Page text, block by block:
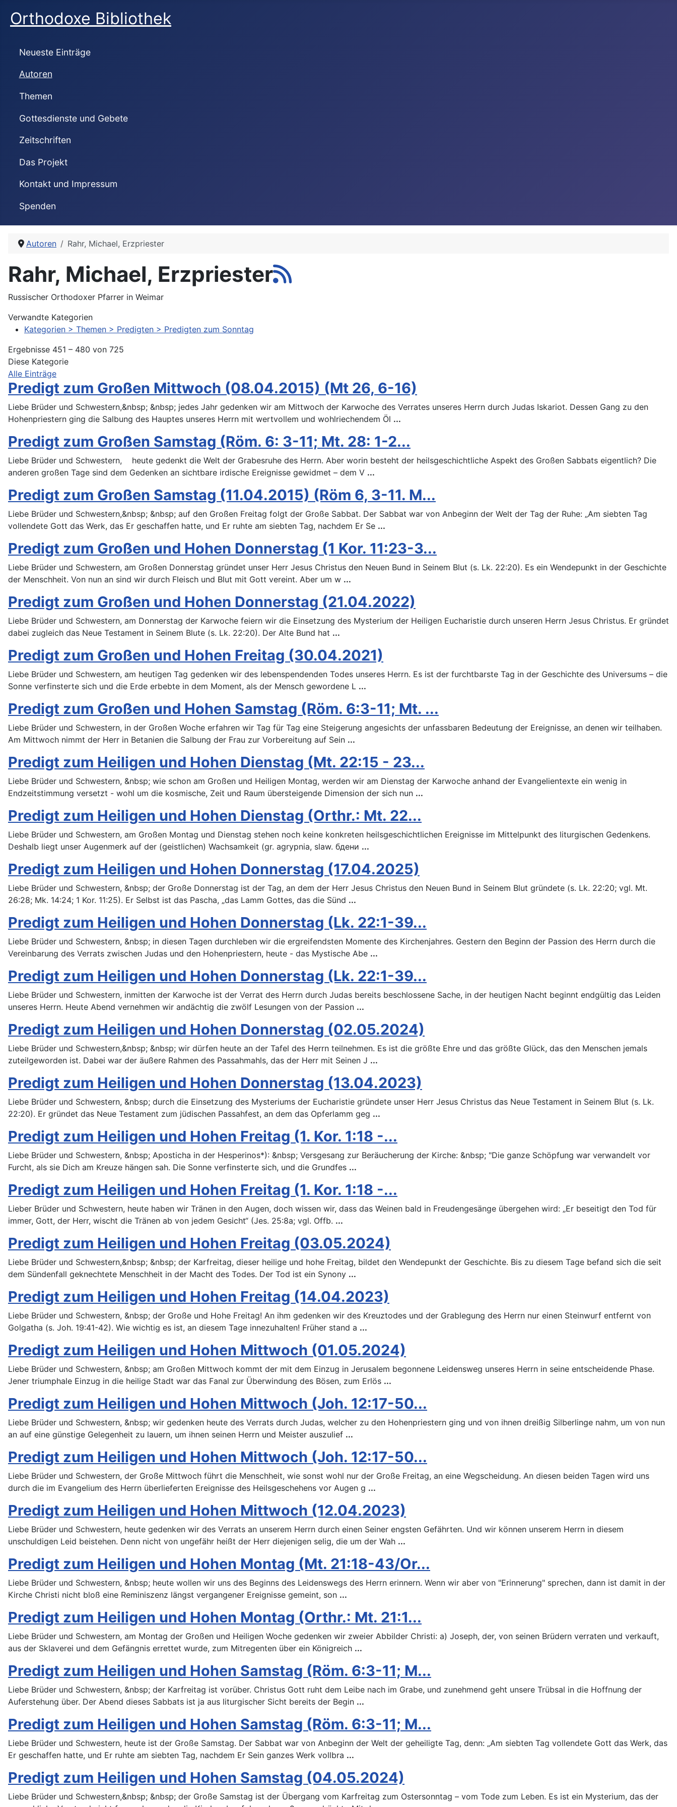
Orthodoxe Bibliothek
Neueste Einträge
Autoren
Themen
Gottesdienste und Gebete
Zeitschriften
Das Projekt
Kontakt und Impressum
Spenden
Autoren Rahr, Michael, Erzpriester
Rahr, Michael, Erzpriester
Russischer Orthodoxer Pfarrer in Weimar
Verwandte Kategorien
Kategorien > Themen > Predigten > Predigten zum Sonntag
Ergebnisse 451 – 480 von 725
Diese Kategorie
Alle Einträge
Predigt zum Großen Mittwoch (08.04.2015) (Mt 26, 6-16)
Liebe Brüder und Schwestern,&nbsp; &nbsp; jedes Jahr gedenken wir am Mittwoch der Karwoche des Verrates unseres Herrn durch Judas Iskariot. Dessen Gang zu den
Hohenpriestern ging die Salbung des Hauptes unseres Herrn mit wertvollem und wohlriechendem Öl ...
Predigt zum Großen Samstag (Röm. 6: 3-11; Mt. 28: 1-2...
Liebe Brüder und Schwestern, heute gedenkt die Welt der Grabesruhe des Herrn. Aber worin besteht der heilsgeschichtliche Aspekt des Großen Sabbats eigentlich? Die
anderen großen Tage sind dem Gedenken an sichtbare irdische Ereignisse gewidmet – dem V ...
Predigt zum Großen Samstag (11.04.2015) (Röm 6, 3-11. M...
Liebe Brüder und Schwestern,&nbsp; &nbsp; auf den Großen Freitag folgt der Große Sabbat. Der Sabbat war von Anbeginn der Welt der Tag der Ruhe: „Am siebten Tag
vollendete Gott das Werk, das Er geschaffen hatte, und Er ruhte am siebten Tag, nachdem Er Se ...
Predigt zum Großen und Hohen Donnerstag (1 Kor. 11:23-3...
Liebe Brüder und Schwestern, am Großen Donnerstag gründet unser Herr Jesus Christus den Neuen Bund in Seinem Blut (s. Lk. 22:20). Es ein Wendepunkt in der Geschichte
der Menschheit. Von nun an sind wir durch Fleisch und Blut mit Gott vereint. Aber um w ...
Predigt zum Großen und Hohen Donnerstag (21.04.2022)
Liebe Brüder und Schwestern, am Donnerstag der Karwoche feiern wir die Einsetzung des Mysterium der Heiligen Eucharistie durch unseren Herrn Jesus Christus. Er gründet
dabei zugleich das Neue Testament in Seinem Blute (s. Lk. 22:20). Der Alte Bund hat ...
Predigt zum Großen und Hohen Freitag (30.04.2021)
Liebe Brüder und Schwestern, am heutigen Tag gedenken wir des lebenspendenden Todes unseres Herrn. Es ist der furchtbarste Tag in der Geschichte des Universums – die
Sonne verfinsterte sich und die Erde erbebte in dem Moment, als der Mensch gewordene L ...
Predigt zum Großen und Hohen Samstag (Röm. 6:3-11; Mt. ...
Liebe Brüder und Schwestern, in der Großen Woche erfahren wir Tag für Tag eine Steigerung angesichts der unfassbaren Bedeutung der Ereignisse, an denen wir teilhaben.
Am Mittwoch nimmt der Herr in Betanien die Salbung der Frau zur Vorbereitung auf Sein ...
Predigt zum Heiligen und Hohen Dienstag (Mt. 22:15 - 23...
Liebe Brüder und Schwestern, &nbsp; wie schon am Großen und Heiligen Montag, werden wir am Dienstag der Karwoche anhand der Evangelientexte ein wenig in
Endzeitstimmung versetzt - wohl um die kosmische, Zeit und Raum übersteigende Dimension der sich nun ...
Predigt zum Heiligen und Hohen Dienstag (Orthr.: Mt. 22...
Liebe Brüder und Schwestern, am Großen Montag und Dienstag stehen noch keine konkreten heilsgeschichtlichen Ereignisse im Mittelpunkt des liturgischen Gedenkens.
Deshalb liegt unser Augenmerk auf der (geistlichen) Wachsamkeit (gr. agrypnia, slaw. бдени ...
Predigt zum Heiligen und Hohen Donnerstag (17.04.2025)
Liebe Brüder und Schwestern, &nbsp; der Große Donnerstag ist der Tag, an dem der Herr Jesus Christus den Neuen Bund in Seinem Blut gründete (s. Lk. 22:20; vgl. Mt.
26:28; Mk. 14:24; 1 Kor. 11:25). Er Selbst ist das Pascha, „das Lamm Gottes, das die Sünd ...
Predigt zum Heiligen und Hohen Donnerstag (Lk. 22:1-39...
Liebe Brüder und Schwestern, &nbsp; in diesen Tagen durchleben wir die ergreifendsten Momente des Kirchenjahres. Gestern den Beginn der Passion des Herrn durch die
Vereinbarung des Verrats zwischen Judas und den Hohenpriestern, heute - das Mystische Abe ...
Predigt zum Heiligen und Hohen Donnerstag (Lk. 22:1-39...
Liebe Brüder und Schwestern, inmitten der Karwoche ist der Verrat des Herrn durch Judas bereits beschlossene Sache, in der heutigen Nacht beginnt endgültig das Leiden
unseres Herrn. Heute Abend vernehmen wir andächtig die zwölf Lesungen von der Passion ...
Predigt zum Heiligen und Hohen Donnerstag (02.05.2024)
Liebe Brüder und Schwestern,&nbsp; &nbsp; wir dürfen heute an der Tafel des Herrn teilnehmen. Es ist die größte Ehre und das größte Glück, das den Menschen jemals
zuteilgeworden ist. Dabei war der äußere Rahmen des Passahmahls, das der Herr mit Seinen J ...
Predigt zum Heiligen und Hohen Donnerstag (13.04.2023)
Liebe Brüder und Schwestern, &nbsp; durch die Einsetzung des Mysteriums der Eucharistie gründete unser Herr Jesus Christus das Neue Testament in Seinem Blut (s. Lk.
22:20). Er gründet das Neue Testament zum jüdischen Passahfest, an dem das Opferlamm geg ...
Predigt zum Heiligen und Hohen Freitag (1. Kor. 1:18 -...
Liebe Brüder und Schwestern, &nbsp; Aposticha in der Hesperinos*): &nbsp; Versgesang zur Beräucherung der Kirche: &nbsp; "Die ganze Schöpfung war verwandelt vor
Furcht, als sie Dich am Kreuze hängen sah. Die Sonne verfinsterte sich, und die Grundfes ...
Predigt zum Heiligen und Hohen Freitag (1. Kor. 1:18 -...
Lieber Brüder und Schwestern, heute haben wir Tränen in den Augen, doch wissen wir, dass das Weinen bald in Freudengesänge übergehen wird: „Er beseitigt den Tod für
immer, Gott, der Herr, wischt die Tränen ab von jedem Gesicht“ (Jes. 25:8a; vgl. Offb. ...
Predigt zum Heiligen und Hohen Freitag (03.05.2024)
Liebe Brüder und Schwestern,&nbsp; &nbsp; der Karfreitag, dieser heilige und hohe Freitag, bildet den Wendepunkt der Geschichte. Bis zu diesem Tage befand sich die seit
dem Sündenfall geknechtete Menschheit in der Macht des Todes. Der Tod ist ein Synony ...
Predigt zum Heiligen und Hohen Freitag (14.04.2023)
Liebe Brüder und Schwestern, &nbsp; der Große und Hohe Freitag! An ihm gedenken wir des Kreuztodes und der Grablegung des Herrn nur einen Steinwurf entfernt von
Golgatha (s. Joh. 19:41-42). Wie wichtig es ist, an diesem Tage innezuhalten! Früher stand a ...
Predigt zum Heiligen und Hohen Mittwoch (01.05.2024)
Liebe Brüder und Schwestern, &nbsp; am Großen Mittwoch kommt der mit dem Einzug in Jerusalem begonnene Leidensweg unseres Herrn in seine entscheidende Phase.
Jener triumphale Einzug in die heilige Stadt war das Fanal zur Überwindung des Bösen, zum Erlös ...
Predigt zum Heiligen und Hohen Mittwoch (Joh. 12:17-50...
Liebe Brüder und Schwestern, &nbsp; wir gedenken heute des Verrats durch Judas, welcher zu den Hohenpriestern ging und von ihnen dreißig Silberlinge nahm, um von nun
an auf eine günstige Gelegenheit zu lauern, um ihnen seinen Herrn und Meister auszulief ...
Predigt zum Heiligen und Hohen Mittwoch (Joh. 12:17-50...
Liebe Brüder und Schwestern, der Große Mittwoch führt die Menschheit, wie sonst wohl nur der Große Freitag, an eine Wegscheidung. An diesen beiden Tagen wird uns
durch die im Evangelium des Herrn überlieferten Ereignisse des Heilsgeschehens vor Augen g ...
Predigt zum Heiligen und Hohen Mittwoch (12.04.2023)
Liebe Brüder und Schwestern, heute gedenken wir des Verrats an unserem Herrn durch einen Seiner engsten Gefährten. Und wir können unserem Herrn in diesem
unschuldigen Leid beistehen. Denn nicht von ungefähr heißt der Herr diejenigen selig, die um der Wah ...
Predigt zum Heiligen und Hohen Montag (Mt. 21:18-43/Or...
Liebe Brüder und Schwestern, &nbsp; heute wollen wir uns des Beginns des Leidenswegs des Herrn erinnern. Wenn wir aber von "Erinnerung" sprechen, dann ist damit in der
Kirche Christi nicht bloß eine Reminiszenz längst vergangener Ereignisse gemeint, son ...
Predigt zum Heiligen und Hohen Montag (Orthr.: Mt. 21:1...
Liebe Brüder und Schwestern, am Montag der Großen und Heiligen Woche gedenken wir zweier Abbilder Christi: a) Joseph, der, von seinen Brüdern verraten und verkauft,
aus der Sklaverei und dem Gefängnis errettet wurde, zum Mitregenten über ein Königreich ...
Predigt zum Heiligen und Hohen Samstag (Röm. 6:3-11; M...
Liebe Brüder und Schwestern, &nbsp; der Karfreitag ist vorüber. Christus Gott ruht dem Leibe nach im Grabe, und zunehmend geht unsere Trübsal in die Hoffnung der
Auferstehung über. Der Abend dieses Sabbats ist ja aus liturgischer Sicht bereits der Begin ...
Predigt zum Heiligen und Hohen Samstag (Röm. 6:3-11; M...
Liebe Brüder und Schwestern, heute ist der Große Samstag. Der Sabbat war von Anbeginn der Welt der geheiligte Tag, denn: „Am siebten Tag vollendete Gott das Werk, das
Er geschaffen hatte, und Er ruhte am siebten Tag, nachdem Er Sein ganzes Werk vollbra ...
Predigt zum Heiligen und Hohen Samstag (04.05.2024)
Liebe Brüder und Schwestern,&nbsp; &nbsp; der Große Samstag ist der Übergang vom Karfreitag zum Ostersonntag – vom Tode zum Leben. Es ist ein Mysterium, das der